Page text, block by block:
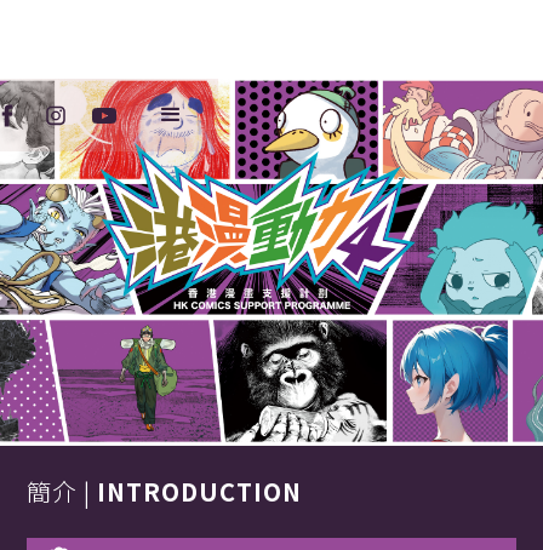
簡介 | INTRODUCTION